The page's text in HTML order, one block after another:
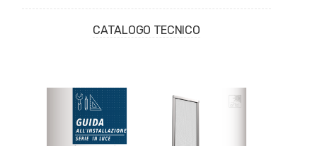
CATALOGO TECNICO